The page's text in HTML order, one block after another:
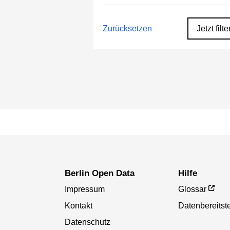
Zurücksetzen Jetzt
Berlin Open Data
Impressum
Kontakt
Datenschutz
Hilfe
Glossar